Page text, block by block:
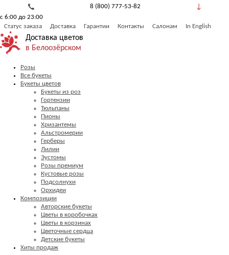
8 (800) 777-53-82
с 6:00 до 23:00
Статус заказа
Доставка Гарантии Контакты Салонам In English
Доставка цветов
в Белоозёрском
Розы
Все букеты
Букеты цветов
Букеты из роз
Гортензии
Тюльпаны
Пионы
Хризантемы
Альстромерии
Герберы
Лилии
Эустомы
Розы премиум
Кустовые розы
Подсолнухи
Орхидеи
Композиции
Авторские букеты
Цветы в коробочках
Цветы в корзинах
Цветочные сердца
Детские букеты
Хиты продаж